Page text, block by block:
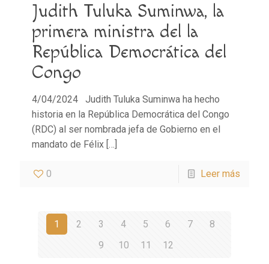
Judith Tuluka Suminwa, la
primera ministra del la
República Democrática del
Congo
4/04/2024 Judith Tuluka Suminwa ha hecho
historia en la República Democrática del Congo
(RDC) al ser nombrada jefa de Gobierno en el
mandato de Félix […]
0 Leer más
1 2 3 4 5 6 7
8
9
10 11 12